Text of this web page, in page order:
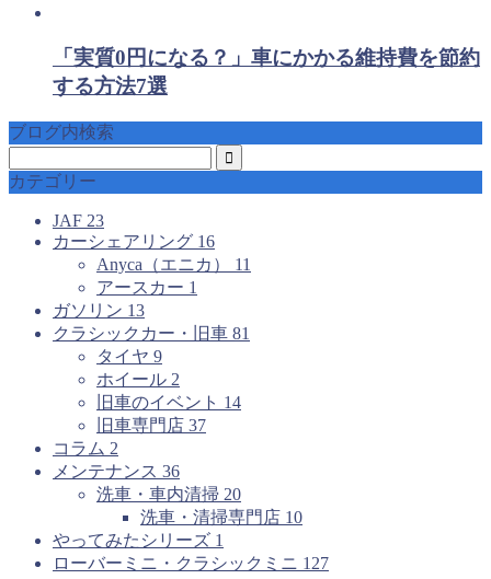
「実質0円になる？」車にかかる維持費を節約
する方法7選
ブログ内検索
カテゴリー
JAF 23
カーシェアリング 16
Anyca（エニカ） 11
アースカー 1
ガソリン 13
クラシックカー・旧車 81
タイヤ 9
ホイール 2
旧車のイベント 14
旧車専門店 37
コラム 2
メンテナンス 36
洗車・車内清掃 20
洗車・清掃専門店 10
やってみたシリーズ 1
ローバーミニ・クラシックミニ 127